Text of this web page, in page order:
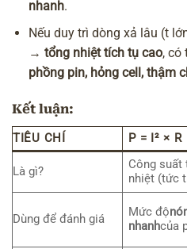
nhanh.
Nếu duy trì dòng xả lâu (t
→ tổng nhiệt tích tụ cao, có
phồng pin, hỏng cell, thậm
Kết luận:
TIÊU CHÍ P = I² × R
Là gì?
Công suất
nhiệt (tức
Dùng để đánh giá
Mức độ
nhanhcủa